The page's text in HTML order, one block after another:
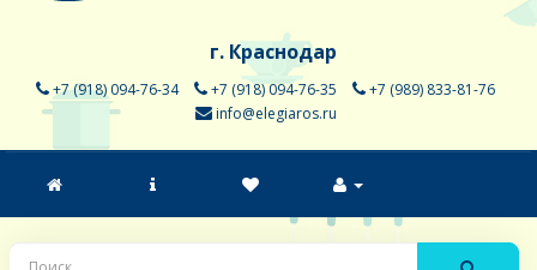
г. Краснодар
+7 (918) 094-76-34 +7 (918) 094-76-35
+7 (989) 833-81-76
info@elegiaros.ru